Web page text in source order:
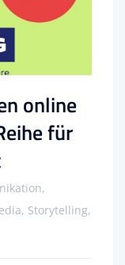
online
für
Storytelling,